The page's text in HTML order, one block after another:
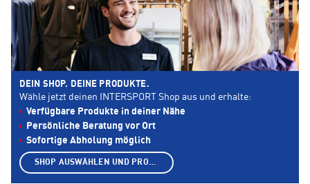
DEIN SHOP. DEINE PRODUKTE.
Wähle jetzt deinen INTERSPORT Shop aus und erhalte:
Verfügbare Produkte in deiner Nähe
Persönliche Beratung vor Ort
Sofortige Abholung möglich
SHOP AUSWÄHLEN UND PRODUKTE ANZEIGEN